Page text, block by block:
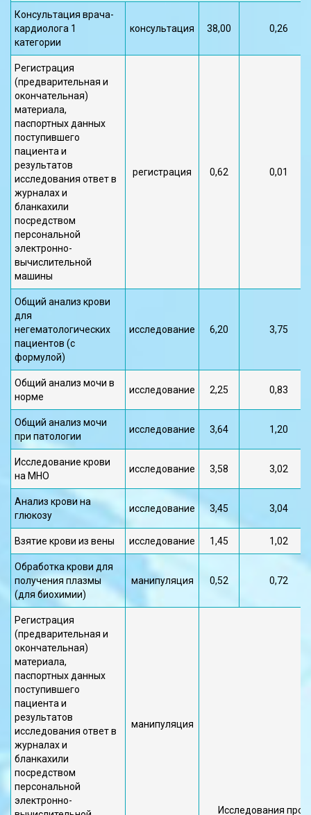
Консультация врача-
кардиолога 1
категории
консультация 38,00 0,26
Регистрация
(предварительная и
окончательная)
материала,
паспортных данных
поступившего
пациента и
результатов
исследования ответ в
журналах и
бланкахили
посредством
персональной
электронно-
вычислительной
машины
регистрация 0,62 0,01
Общий анализ крови
для
негематологических
пациентов (с
формулой)
исследование 6,20 3,75
Общий анализ мочи в
норме
исследование 2,25 0,83
Общий анализ мочи
при патологии
исследование 3,64 1,20
Исследование крови
на МНО
исследование 3,58 3,02
Анализ крови на
глюкозу
исследование 3,45 3,04
Взятие крови из вены исследование 1,45 1,02
Обработка крови для
получения плазмы
(для биохимии)
манипуляция 0,52 0,72
Регистрация
(предварительная и
окончательная)
материала,
паспортных данных
поступившего
пациента и
результатов
исследования ответ в
журналах и
бланкахили
посредством
персональной
электронно-
манипуляция
Исследования